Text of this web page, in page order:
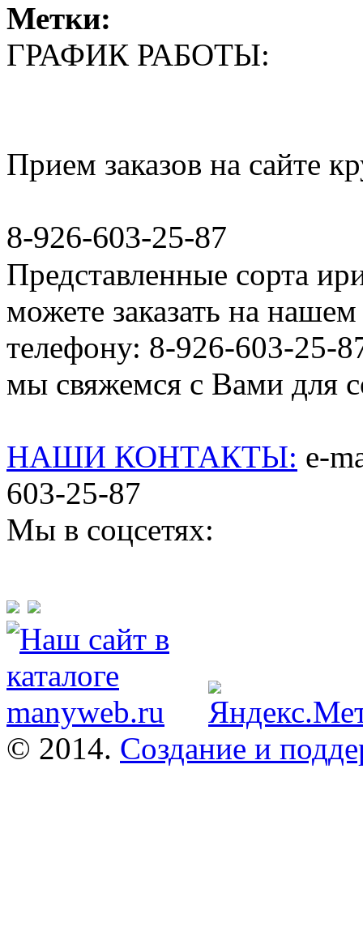
Метки:
ГРАФИК РАБОТЫ:
Прием заказов на сайте
8-926-603-25-87
Представленные сорта
можете заказать на
телефону: 8-926-603-25-
мы свяжемся с Вами для
НАШИ КОНТАКТЫ: e-
603-25-87
Мы в соцсетях:
© 2014. Создание и